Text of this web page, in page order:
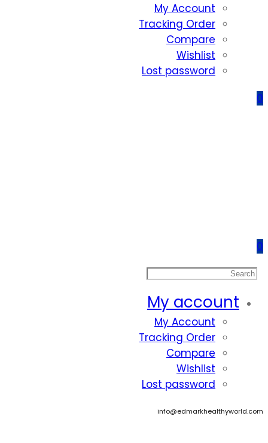
My Account
Tracking Order
Compare
Wishlist
Lost password
0
0
My account
My Account
Tracking Order
Compare
Wishlist
Lost password
info@edmarkhealthyworld.com